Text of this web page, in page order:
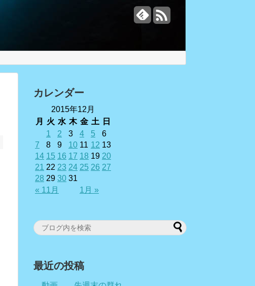
カレンダー
2015年12月
月
火 水 木 金 土 日
« 11月 1月 »
1 2 3 4 5
6
7
8 9 10 11 12 13
14 15 16 17 18 19 20
21 22 23 24 25 26 27
28 29 30 31
最近の投稿